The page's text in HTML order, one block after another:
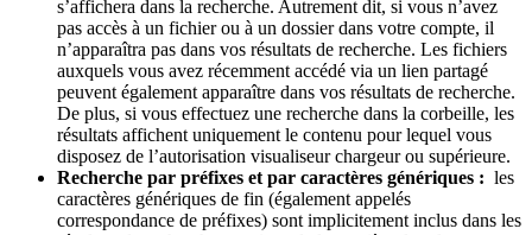
s’affichera dans la recherche. Autrement dit, si vous n’avez
pas accès à un fichier ou à un dossier dans votre compte, il
n’apparaîtra pas dans vos résultats de recherche. Les fichiers
auxquels vous avez récemment accédé via un lien partagé
peuvent également apparaître dans vos résultats de recherche.
De plus, si vous effectuez une recherche dans la corbeille, les
résultats affichent uniquement le contenu pour lequel vous
disposez de l’autorisation visualiseur chargeur ou supérieure.
Recherche par préfixes et par caractères génériques : les
caractères génériques de fin (également appelés
correspondance de préfixes) sont implicitement inclus dans les